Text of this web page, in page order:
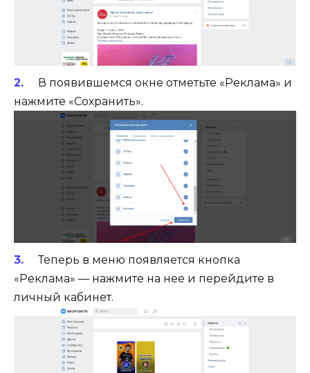
В появившемся окне отметьте «Реклама» и
нажмите «Сохранить».
Теперь в меню появляется кнопка
«Реклама» — нажмите на нее и перейдите в
личный кабинет.